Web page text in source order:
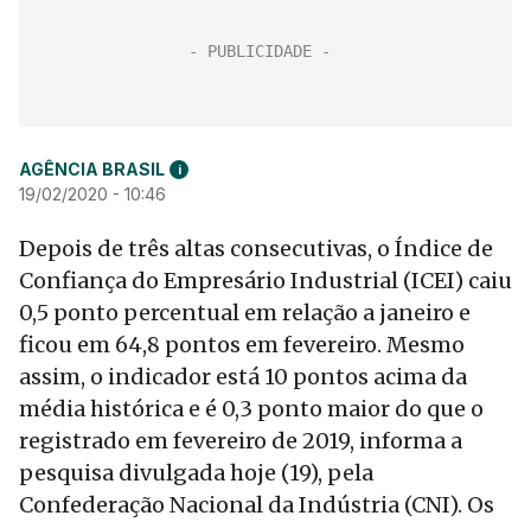
AGÊNCIA BRASIL i
19/02/2020 - 10:46
Depois de três altas consecutivas, o Índice de
Confiança do Empresário Industrial (ICEI) caiu
0,5 ponto percentual em relação a janeiro e
ficou em 64,8 pontos em fevereiro. Mesmo
assim, o indicador está 10 pontos acima da
média histórica e é 0,3 ponto maior do que o
registrado em fevereiro de 2019, informa a
pesquisa divulgada hoje (19), pela
Confederação Nacional da Indústria (CNI). Os